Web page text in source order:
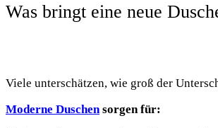
Was bringt eine neue
Viele unterschätzen, wie groß der
Moderne Duschensorgen für: